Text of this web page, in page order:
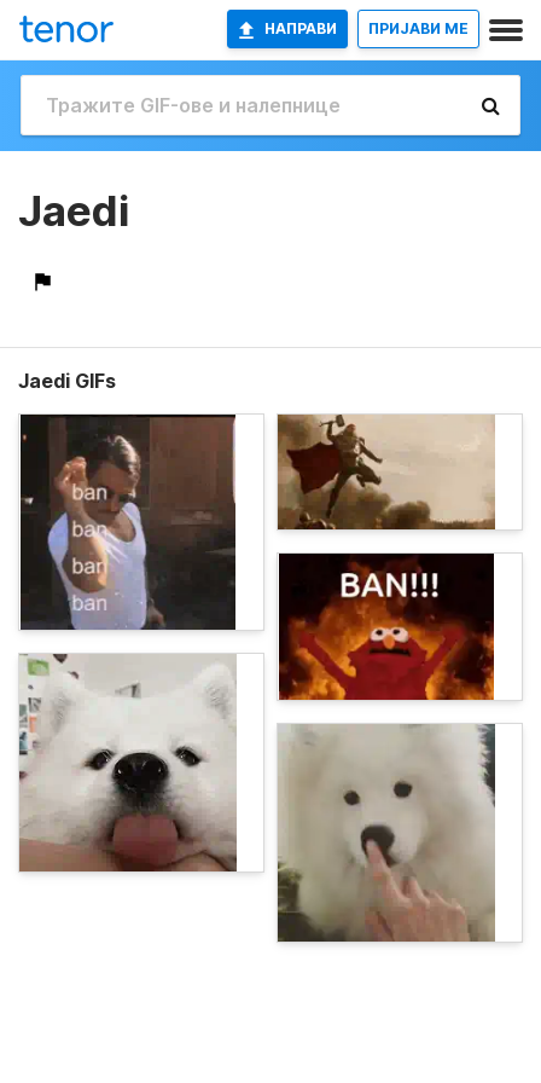
НАПРАВИ ПРИЈАВИ МЕ
Jaedi
Jaedi GIFs